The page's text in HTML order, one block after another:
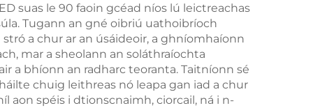
Gan Chord 18 Uair an
Chloig
suas le 90 faoin gcéad níos lú leictreachas
Tugann an gné oibriú uathoibríoch
a chur ar an úsáideoir, a ghníomhaíonn
mar a sheolann an soláthraíochta
a bhíonn an radharc teoranta. Taitníonn sé
chuig leithreas nó leapa gan iad a chur
aon spéis i dtionscnaimh, ciorcail, ná i n-